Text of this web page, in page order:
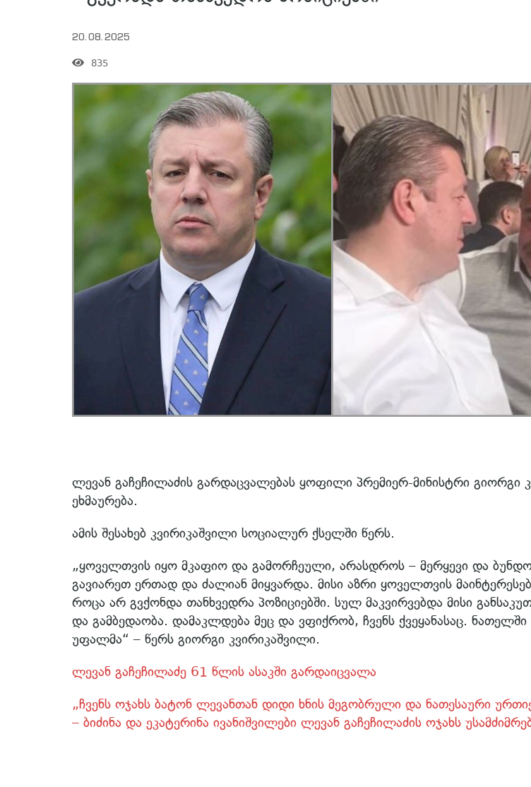
20.08.2025
835
ლევან გაჩეჩილაძის გარდაცვალებას ყოფილი პრემიერ-მინისტრი გიორგი
ეხმაურება.
ამის შესახებ კვირიკაშვილი სოციალურ ქსელში წერს.
„ყოველთვის იყო მკაფიო და გამორჩეული, არასდროს – მერყევი და
გავიარეთ ერთად და ძალიან მიყვარდა. მისი აზრი ყოველთვის
როცა არ გვქონდა თანხვედრა პოზიციებში. სულ მაკვირვებდა მისი
და გამბედაობა. დამაკლდება მეც და ვფიქრობ, ჩვენს ქვეყანასაც.
უფალმა“ – წერს გიორგი კვირიკაშვილი.
ლევან გაჩეჩილაძე 61 წლის ასაკში გარდაიცვალა
„ჩვენს ოჯახს ბატონ ლევანთან დიდი ხნის მეგობრული და ნათესაური
– ბიძინა და ეკატერინა ივანიშვილები ლევან გაჩეჩილაძის ოჯახს